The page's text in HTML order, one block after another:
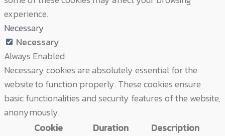
experience.
Necessary
Necessary
Always Enabled
Necessary cookies are absolutely essential for the
website to function properly. These cookies ensure
basic functionalities and security features of the website,
anonymously.
Cookie
Duration Description